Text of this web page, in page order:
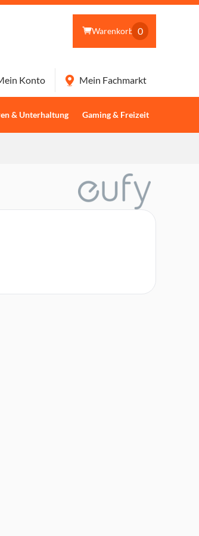
Warenkorb 0
& Unterhaltung Gaming & Freizeit
Konto Mein Fachmarkt